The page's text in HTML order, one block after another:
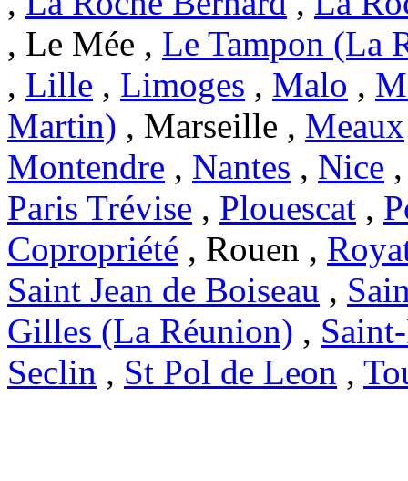
, Le Mée , Le Tampon (La
, Lille , Limoges , Malo ,
Martin) , Marseille , Meaux
Montendre , Nantes , Nice
Paris Trévise , Plouescat ,
Copropriété , Rouen ,
Saint Jean de Boiseau ,
Gilles (La Réunion) ,
Seclin , St Pol de Leon ,